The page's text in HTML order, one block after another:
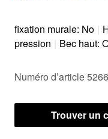
fixation murale: No |
pression | Bec haut:
Numéro d’article
Trouver un